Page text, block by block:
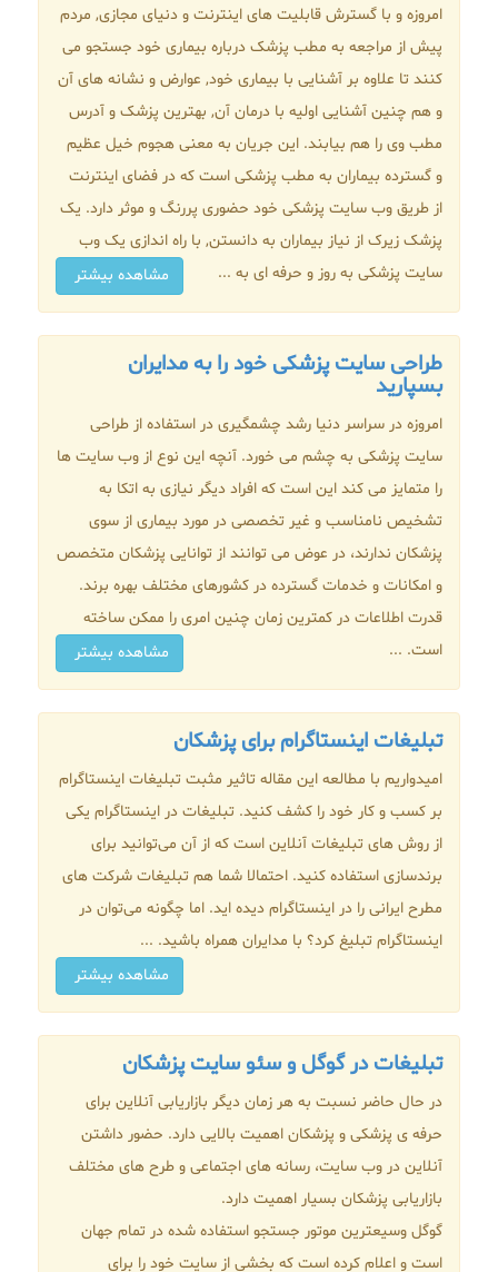
امروزه و با گسترش قابلیت های اینترنت و دنیای مجازی, مردم
پیش از مراجعه به مطب پزشک درباره بیماری خود جستجو می
کنند تا علاوه بر آشنایی با بیماری خود, عوارض و نشانه های آن
و هم چنین آشنایی اولیه با درمان آن, بهترین پزشک و آدرس
مطب وی را هم بیابند. این جریان به معنی هجوم خیل عظیم
و گسترده بیماران به مطب پزشکی است که در فضای اینترنت
از طریق وب سایت پزشکی خود حضوری پررنگ و موثر دارد. یک
پزشک زیرک از نیاز بیماران به دانستن, با راه اندازی یک وب
سایت پزشکی به روز و حرفه ای به ...
مشاهده بیشتر
طراحی سایت پزشکی خود را به مدایران
بسپارید
امروزه در سراسر دنیا رشد چشمگیری در استفاده از طراحی
سایت پزشکی به چشم می خورد. آنچه این نوع از وب سایت ها
را متمایز می کند این است که افراد دیگر نیازی به اتکا به
تشخیص نامناسب و غیر تخصصی در مورد بیماری از سوی
پزشکان ندارند، در عوض می توانند از توانایی پزشکان متخصص
و امکانات و خدمات گسترده در کشورهای مختلف بهره برند.
قدرت اطلاعات در کمترین زمان چنین امری را ممکن ساخته
است. ...
مشاهده بیشتر
تبلیغات اینستاگرام برای پزشکان
امیدواریم با مطالعه این مقاله تاثیر مثبت تبلیغات اینستاگرام
بر کسب و کار خود را کشف کنید. تبلیغات در اینستاگرام یکی
از روش های تبلیغات آنلاین است که از آن می‌توانید برای
برندسازی استفاده کنید. احتمالا شما هم تبلیغات شرکت های
مطرح ایرانی را در اینستاگرام دیده اید. اما چگونه می‌توان در
اینستاگرام تبلیغ کرد؟ با مدایران همراه باشید. ...
مشاهده بیشتر
تبلیغات در گوگل و سئو سایت پزشکان
در حال حاضر نسبت به هر زمان دیگر بازاریابی آنلاین برای
حرفه ی پزشکی و پزشکان اهمیت بالایی دارد. حضور داشتن
آنلاین در وب سایت، رسانه های اجتماعی و طرح های مختلف
بازاریابی پزشکان بسیار اهمیت دارد.
گوگل وسیعترین موتور جستجو استفاده شده در تمام جهان
است و اعلام کرده است که بخشی از سایت خود را برای